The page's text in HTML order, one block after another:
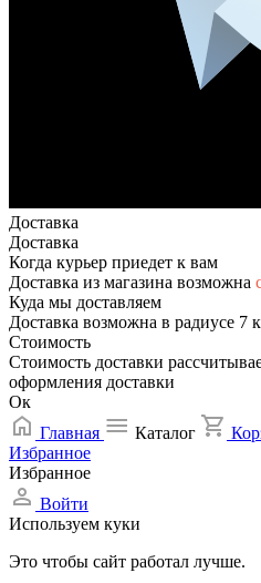
Доставка
Доставка
Когда курьер приедет к вам
Доставка из магазина возможна
Куда мы доставляем
Доставка возможна в радиусе 7
Стоимость
Стоимость доставки
оформления доставки
Ок
Главная
Каталог
Избранное
Избранное
Войти
Используем куки
Это чтобы сайт работал лучше.